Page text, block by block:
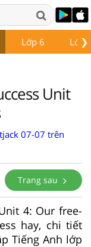
❯
Lớp 6 Lớp
Unit
07-07 trên
Trang sau
4: Our free-
hay, chi tiết
Tiếng Anh lớp